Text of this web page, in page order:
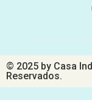
© 2025 by Casa
Reservados.